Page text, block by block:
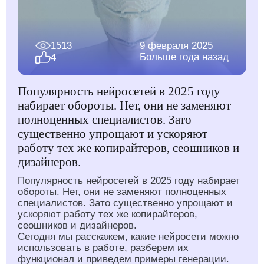
1513
4
9 февраля 2025
Больше года назад
Популярность нейросетей в 2025 году
набирает обороты. Нет, они не заменяют
полноценных специалистов. Зато
существенно упрощают и ускоряют
работу тех же копирайтеров, сеошников и
дизайнеров.
Популярность нейросетей в 2025 году набирает
обороты. Нет, они не заменяют полноценных
специалистов. Зато существенно упрощают и
ускоряют работу тех же копирайтеров,
сеошников и дизайнеров.
Сегодня мы расскажем, какие нейросети можно
использовать в работе, разберем их
функционал и приведем примеры генерации.